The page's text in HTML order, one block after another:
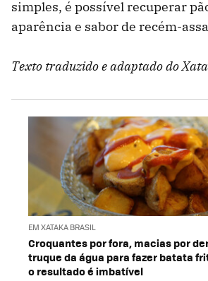
simples, é possível recuperar
aparência e sabor de recém-
Texto traduzido e adaptado do
EM XATAKA BRASIL
Croquantes por fora, macias por
truque da água para fazer batata
o resultado é imbatível